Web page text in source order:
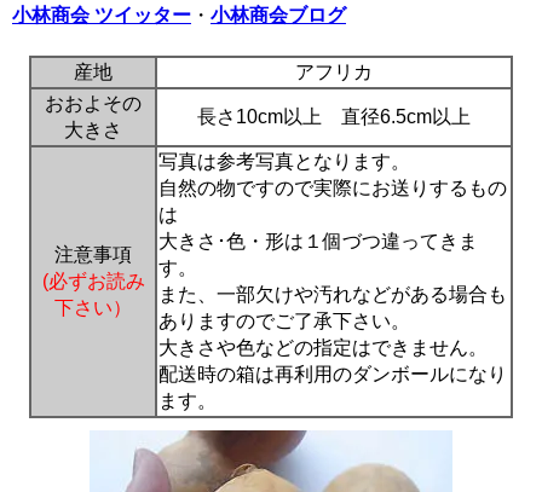
小林商会 ツイッター ・ 小林商会ブログ
産地
アフリカ
おおよその
大きさ
長さ10cm以上 直径6.5cm以上
注意事項
(必ずお読み
下さい）
写真は参考写真となります。
自然の物ですので実際にお送りするもの
は
大きさ･色・形は１個づつ違ってきま
す。
また、一部欠けや汚れなどがある場合も
ありますのでご了承下さい。
大きさや色などの指定はできません。
配送時の箱は再利用のダンボールになり
ます。